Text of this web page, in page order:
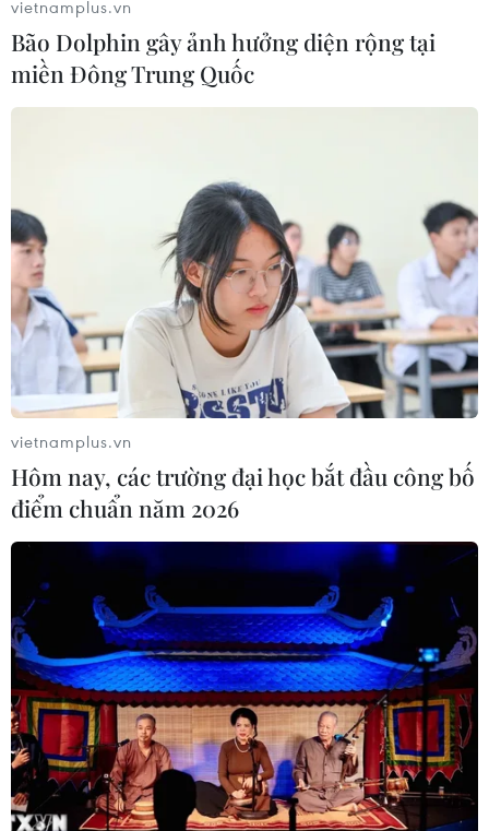
antoàn./.
Nguyễn Đăng Lâm (TTXVN)
#Quảng Ngãi #Họp báo
#Tụ tập
#Ách tắc giao thông
Quảng Ngãi
Theo dõi VietnamPlus
TIN CÙNG CHUYÊN MỤC
vietnamplus.vn
Bão Dolphin gây ảnh hưởng diện rộng tại
miền Đông Trung Quốc
vietnamplus.vn
Hôm nay, các trường đại học bắt đầu công bố
điểm chuẩn năm 2026